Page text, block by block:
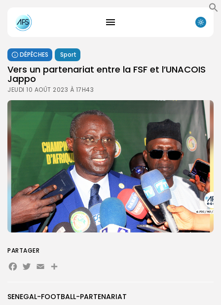
Search
for:
DÉPÊCHES Sport
Vers un partenariat entre la FSF et l’UNACOIS
Jappo
JEUDI 10 AOÛT 2023 À 17H43
SENEGAL-FOOTBALL-PARTENARIAT
PARTAGER
Facebook
Twitter
EmailPartager